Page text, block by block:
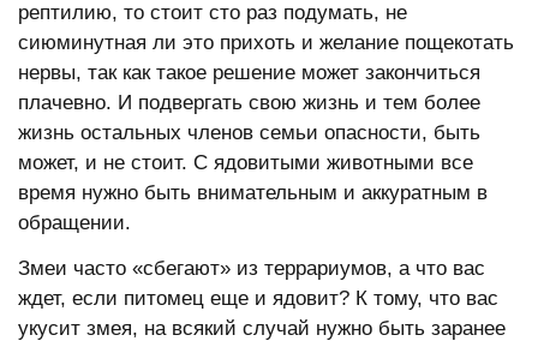
рептилию, то стоит сто раз подумать, не
сиюминутная ли это прихоть и желание пощекотать
нервы, так как такое решение может закончиться
плачевно. И подвергать свою жизнь и тем более
жизнь остальных членов семьи опасности, быть
может, и не стоит. С ядовитыми животными все
время нужно быть внимательным и аккуратным в
обращении.
Змеи часто «сбегают» из террариумов, а что вас
ждет, если питомец еще и ядовит? К тому, что вас
укусит змея, на всякий случай нужно быть заранее